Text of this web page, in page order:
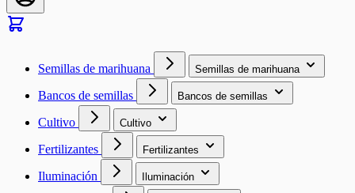
Semillas de marihuana Semillas de marihuana
Bancos de semillas Bancos de semillas
Cultivo Cultivo
Fertilizantes Fertilizantes
Iluminación Iluminación